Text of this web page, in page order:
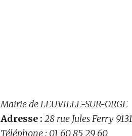
Mairie de LEUVILLE-SUR-ORGE
Adresse : 28 rue Jules Ferry
Téléphone : 01 60 85 29 60